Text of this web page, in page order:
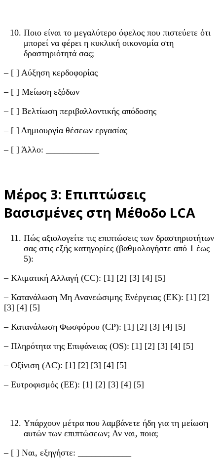
Ποιο είναι το μεγαλύτερο όφελος που πιστεύετε ότι
μπορεί να φέρει η κυκλική οικονομία στη
δραστηριότητά σας;
– [ ] Αύξηση κερδοφορίας
– [ ] Μείωση εξόδων
– [ ] Βελτίωση περιβαλλοντικής απόδοσης
– [ ] Δημιουργία θέσεων εργασίας
– [ ] Άλλο: ____________
Μέρος 3: Επιπτώσεις
Βασισμένες στη Μέθοδο LCA
Πώς αξιολογείτε τις επιπτώσεις των δραστηριοτήτων
σας στις εξής κατηγορίες (βαθμολογήστε από 1 έως
5):
– Κλιματική Αλλαγή (CC): [1] [2] [3] [4] [5]
– Κατανάλωση Μη Ανανεώσιμης Ενέργειας (ΕΚ): [1] [2]
[3] [4] [5]
– Κατανάλωση Φωσφόρου (CP): [1] [2] [3] [4] [5]
– Πληρότητα της Επιφάνειας (OS): [1] [2] [3] [4] [5]
– Οξίνιση (AC): [1] [2] [3] [4] [5]
– Ευτροφισμός (ΕΕ): [1] [2] [3] [4] [5]
Υπάρχουν μέτρα που λαμβάνετε ήδη για τη μείωση
αυτών των επιπτώσεων; Αν ναι, ποια;
– [ ] Ναι, εξηγήστε: ____________